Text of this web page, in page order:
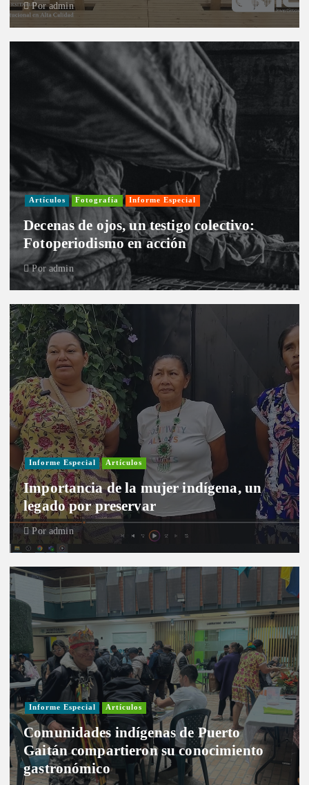
Poradmin
Artículos Fotografía Informe Especial
Decenas de ojos, un testigo colectivo:
Fotoperiodismo en acción
Por admin
Informe Especial Artículos
Importancia de la mujer indígena, un
legado por preservar
Por admin
Informe Especial Artículos
Comunidades indígenas de Puerto
Gaitán compartieron su conocimiento
gastronómico